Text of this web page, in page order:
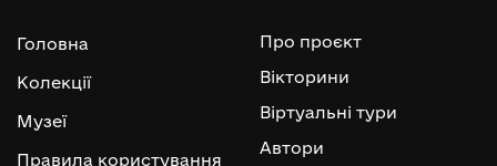
Головна
Колекції
Музеї
Правила користування
Про проєкт
Вікторини
Віртуальні тури
Автори